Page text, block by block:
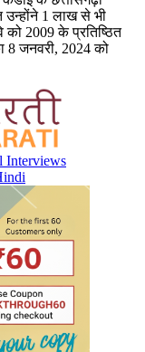
1 लाख से भी
को 2009 के प्रतिष्ठित
8 जनवरी, 2024 को